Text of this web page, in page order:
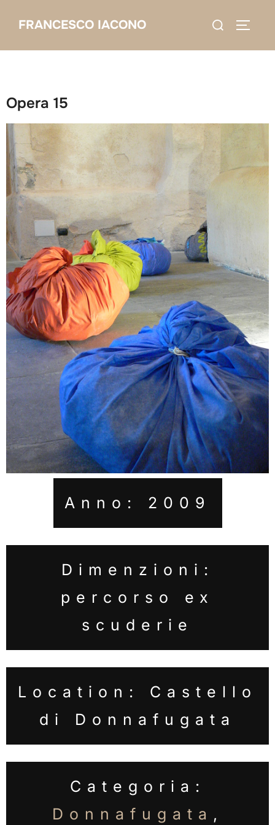
FRANCESCO IACONO
Cerca
Opera 15
Anno: 2009
Dimenzioni:
percorso ex
scuderie
Location: Castello
di Donnafugata
Categoria:
Donnafugata ,